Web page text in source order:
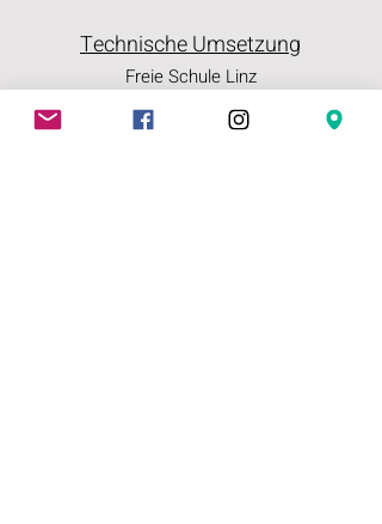
Technische Umsetzung
Freie Schule Linz